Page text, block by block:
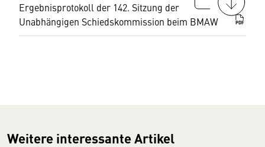
Ergebnisprotokoll der 142. Sitzung der
Unabhängigen Schiedskommission beim BMAW
PDF
Weitere interessante Artikel